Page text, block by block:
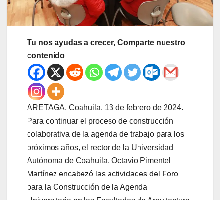
Tu nos ayudas a crecer, Comparte nuestro
contenido
ARETAGA, Coahuila. 13 de febrero de 2024.
Para continuar el proceso de construcción
colaborativa de la agenda de trabajo para los
próximos años, el rector de la Universidad
Autónoma de Coahuila, Octavio Pimentel
Martínez encabezó las actividades del Foro
para la Construcción de la Agenda